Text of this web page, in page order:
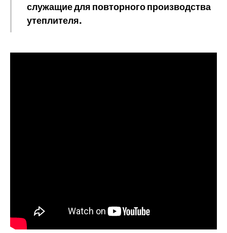
служащие для повторного производства
утеплителя.